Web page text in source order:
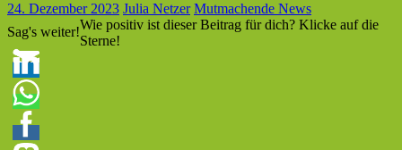
24. Dezember 2023 Julia Netzer Mutmachende News
Sag's weiter!Wie positiv ist dieser Beitrag für dich? Klicke auf die
Sterne!